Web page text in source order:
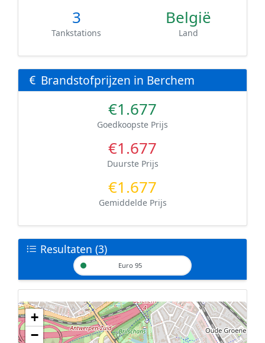
3
Tankstations
België
Land
Brandstofprijzen in Berchem
€1.677
Goedkoopste Prijs
€1.677
Duurste Prijs
€1.677
Gemiddelde Prijs
Resultaten (3)
Euro 95
Geen tankstations met locatiegegevens gevonden.
De kaart kan niet worden weergegeven zonder GPS coördinaten.
+
−